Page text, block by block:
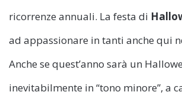
ricorrenze annuali. La festa di
ad appassionare in tanti anche qui
Anche se quest’anno sarà un
inevitabilmente in “tono minore”, a